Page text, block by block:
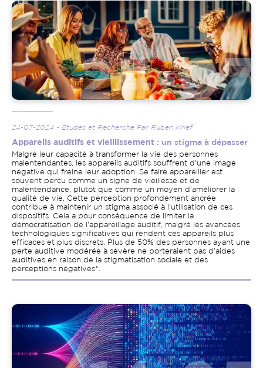
Image
24-07-2024 - Etudes et Recherche Par Ruben Krief
Appareils auditifs et vieillissement : un stigma à dépasser
Malgré leur capacité à transformer la vie des personnes
malentendantes, les appareils auditifs souffrent d'une image
négative qui freine leur adoption. Se faire appareiller est
souvent perçu comme un signe de vieillesse et de
malentendance, plutôt que comme un moyen d'améliorer la
qualité de vie. Cette perception profondément ancrée
contribue à maintenir un stigma associé à l'utilisation de ces
dispositifs. Cela a pour conséquence de limiter la
démocratisation de l'appareillage auditif, malgré les avancées
technologiques significatives qui rendent ces appareils plus
efficaces et plus discrets. Plus de 50% des personnes ayant une
perte auditive modérée à sévère ne porteraient pas d'aides
auditives en raison de la stigmatisation sociale et des
perceptions négatives*.
Image